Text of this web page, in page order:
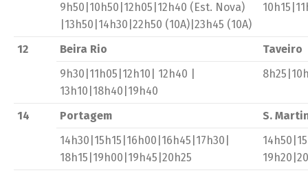
9h50|10h50|12h05|12h40 (Est. Nova)
|13h50|14h30|22h50 (10A)|23h45 (10A)
12 Beira Rio
Taveiro
9h30|11h05|12h10| 12h40 |
13h10|18h40|19h40
14 Portagem
S.
14h30|15h15|16h00|16h45|17h30|
18h15|19h00|19h45|20h25